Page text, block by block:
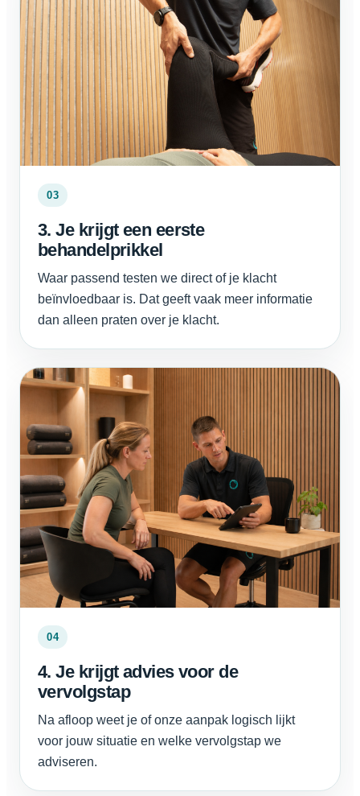
03
3. Je krijgt een eerste
behandelprikkel
Waar passend testen we direct of je klacht
beïnvloedbaar is. Dat geeft vaak meer informatie
dan alleen praten over je klacht.
04
4. Je krijgt advies voor de
vervolgstap
Na afloop weet je of onze aanpak logisch lijkt
voor jouw situatie en welke vervolgstap we
adviseren.